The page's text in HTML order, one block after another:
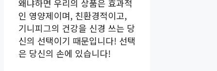
왜냐하면 우리의 상품은 효과적
인 영양제이며, 친환경적이고,
기니피그의 건강을 신경 쓰는 당
신의 선택이기 때문입니다! 선택
은 당신의 손에 있습니다!